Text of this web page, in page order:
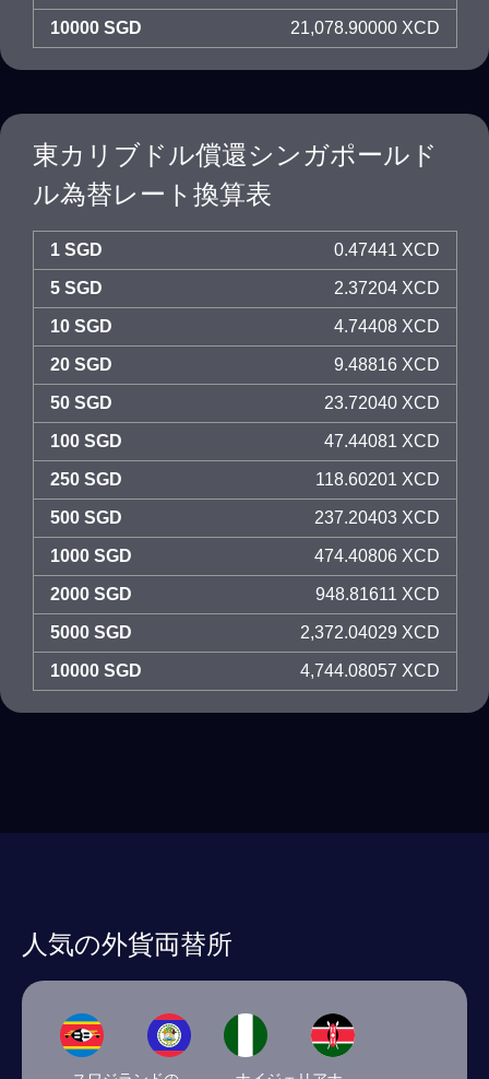
10000 SGD 21,078.90000 XCD
東カリブドル償還シンガポールド
ル為替レート換算表
1 SGD 0.47441 XCD
5 SGD 2.37204 XCD
10 SGD 4.74408 XCD
20 SGD 9.48816 XCD
50 SGD 23.72040 XCD
100 SGD 47.44081 XCD
250 SGD 118.60201 XCD
500 SGD 237.20403 XCD
1000 SGD 474.40806 XCD
2000 SGD 948.81611 XCD
5000 SGD 2,372.04029 XCD
10000 SGD 4,744.08057 XCD
人気の外貨両替所